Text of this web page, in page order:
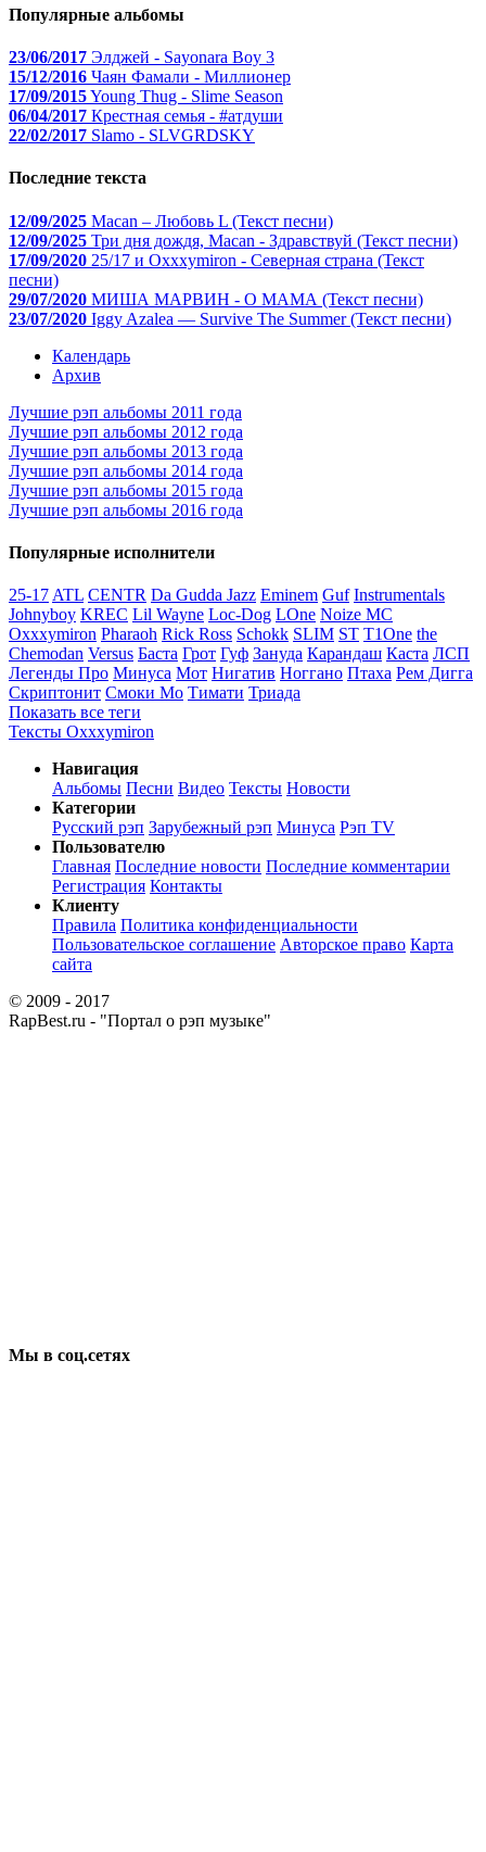
Популярные альбомы
23/06/2017 Элджей - Sayonara Boy 3
15/12/2016 Чаян Фамали - Миллионер
17/09/2015Young Thug - Slime Season
06/04/2017 Крестная семья - #атдуши
22/02/2017 Slamo - SLVGRDSKY
Последние текста
12/09/2025 Macan – Любовь L (Текст песни)
12/09/2025 Три дня дождя, Macan - Здравствуй (Текст песни)
17/09/2020 25/17 и Oxxxymiron - Северная страна (Текст
песни)
29/07/2020 МИША МАРВИН - О МАМА (Текст песни)
23/07/2020 Iggy Azalea — Survive The Summer (Текст песни)
Календарь
Архив
Лучшие рэп альбомы 2011 года
Лучшие рэп альбомы 2012 года
Лучшие рэп альбомы 2013 года
Лучшие рэп альбомы 2014 года
Лучшие рэп альбомы 2015 года
Лучшие рэп альбомы 2016 года
Популярные исполнители
25-17 ATL CENTR Da Gudda Jazz Eminem Guf Instrumentals
Johnyboy KREC Lil Wayne Loc-Dog LOne Noize MC
Oxxxymiron Pharaoh Rick Ross Schokk SLIM ST T1One the
Chemodan Versus Баста Грот Гуф Зануда Карандаш Каста ЛСП
Легенды Про Минуса Мот Нигатив Ноггано Птаха Рем Дигга
Скриптонит Смоки Мо Тимати Триада
Показать все теги
Тексты Oxxxymiron
Навигация
Альбомы Песни Видео Тексты Новости
Категории
Русский рэп Зарубежный рэп Минуса Рэп TV
Пользователю
Главная Последние новости Последние комментарии
Регистрация Контакты
Клиенту
Правила Политика конфиденциальности
Пользовательское соглашение Авторское право Карта
сайта
© 2009 - 2017
RapBest.ru - "Портал о рэп музыке"
Мы в соц.сетях